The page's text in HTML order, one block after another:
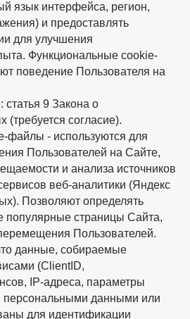
язык интерфейса, регион,
и предоставлять
для улучшения
Функциональные cookie-
поведение Пользователя на
9 Закона о
(требуется согласие).
файлы - используются для
Пользователей на Сайте,
и анализа источников
веб-аналитики (Яндекс
Позволяют определять
популярные страницы Сайта,
Пользователей.
данные, собираемые
(ClientID,
IP-адреса, параметры
персональными данными или
для идентификации